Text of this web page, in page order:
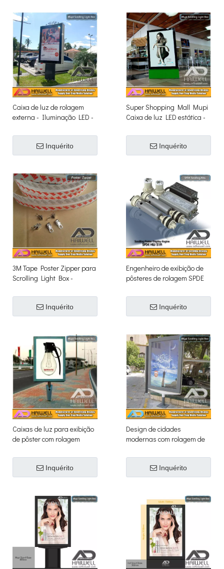
Caixa de luz de rolagem
externa - Iluminação LED -
Inquérito
Super Shopping Mall Mupi
Caixa de luz LED estática -
Inquérito
3M Tape Poster Zipper para
Scrolling Light Box -
Inquérito
Engenheiro de exibição de
pôsteres de rolagem SPDE
rolagem
Inquérito
Caixas de luz para exibição
de pôster com rolagem
- Adhaiwell
Inquérito
Design de cidades
modernas com rolagem de
caixa de luz LED
Inquérito